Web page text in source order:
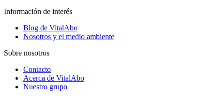
Información de interés
Blog de VitalAbo
Nosotros y el medio ambiente
Sobre nosotros
Contacto
Acerca de VitalAbo
Nuestro grupo